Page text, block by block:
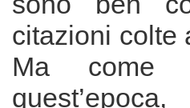
citazioni colte
Ma come